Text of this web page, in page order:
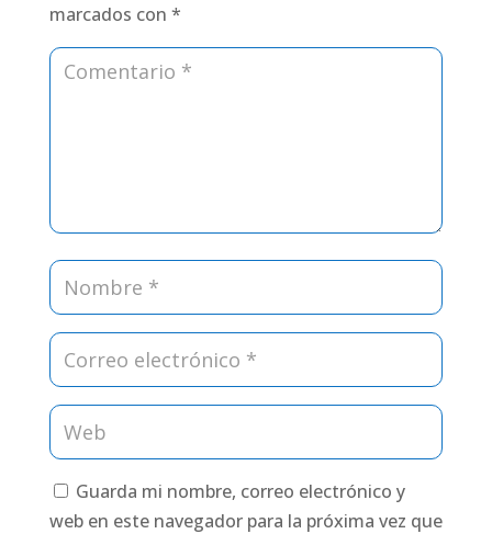
marcados con *
Guarda mi nombre, correo electrónico y
web en este navegador para la próxima vez que